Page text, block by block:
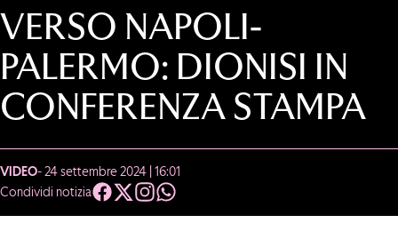
VERSO NAPOLI-
PALERMO: DIONISI IN
CONFERENZA STAMPA
VIDEO- 24 settembre 2024 | 16:01
Condividi notizia